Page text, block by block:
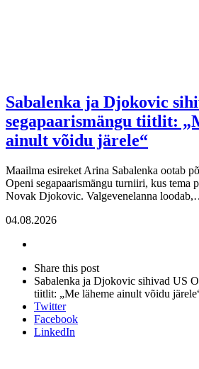
Sabalenka ja Djokovic
segapaarismängu tiitlit:
ainult võidu järele“
Maailma esireket Arina Sabalenka ootab
Openi segapaarismängu turniiri, kus tema
Novak Djokovic. Valgevenelanna
04.08.2026
post
Share this postClose
sharing
box
Sabalenka ja Djokovic sihivad US
tiitlit: „Me läheme ainult võidu
Twitter
Facebook
LinkedIn